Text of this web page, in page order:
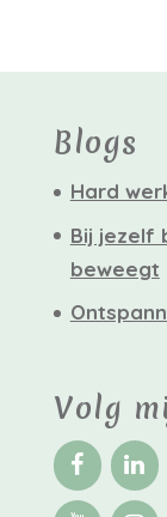
Blogs
Hard
Bij jezelf
beweegt
Volg